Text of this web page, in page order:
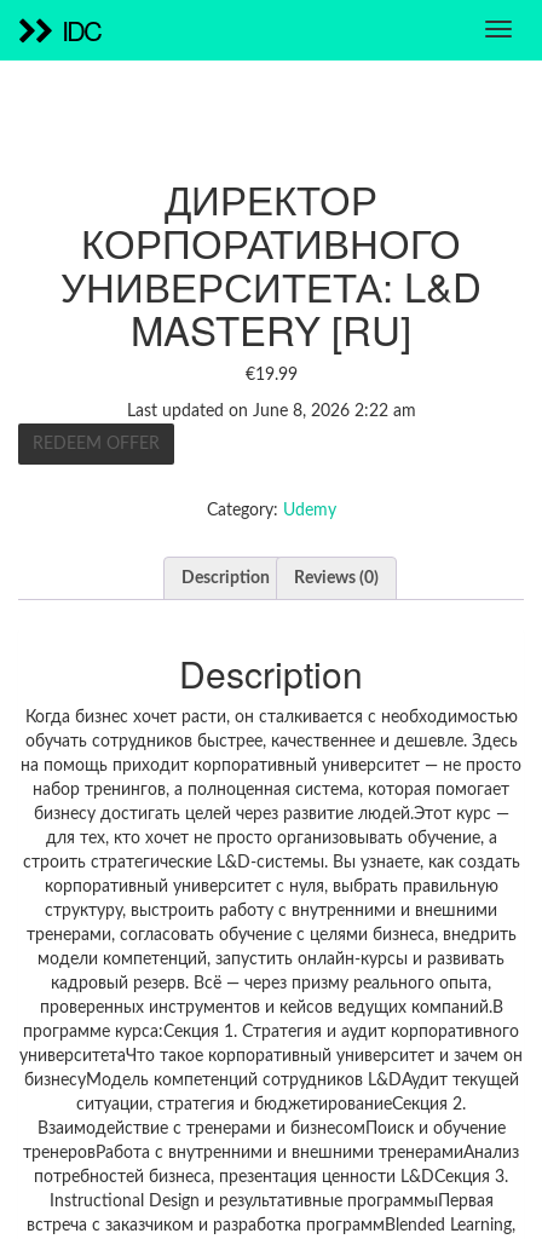
IDC
ДИРЕКТОР
КОРПОРАТИВНОГО
УНИВЕРСИТЕТА: L&D
MASTERY [RU]
€19.99
Last updated on June 8, 2026 2:22 am
REDEEM OFFER
Category: Udemy
Description Reviews (0)
Description
Когда бизнес хочет расти, он сталкивается с необходимостью
обучать сотрудников быстрее, качественнее и дешевле. Здесь
на помощь приходит корпоративный университет — не просто
набор тренингов, а полноценная система, которая помогает
бизнесу достигать целей через развитие людей.Этот курс —
для тех, кто хочет не просто организовывать обучение, а
строить стратегические L&D-системы. Вы узнаете, как создать
корпоративный университет с нуля, выбрать правильную
структуру, выстроить работу с внутренними и внешними
тренерами, согласовать обучение с целями бизнеса, внедрить
модели компетенций, запустить онлайн-курсы и развивать
кадровый резерв. Всё — через призму реального опыта,
проверенных инструментов и кейсов ведущих компаний.В
программе курса:Секция 1. Стратегия и аудит корпоративного
университетаЧто такое корпоративный университет и зачем он
бизнесуМодель компетенций сотрудников L&DАудит текущей
ситуации, стратегия и бюджетированиеСекция 2.
Взаимодействие с тренерами и бизнесомПоиск и обучение
тренеровРабота с внутренними и внешними тренерамиАнализ
потребностей бизнеса, презентация ценности L&DСекция 3.
Instructional Design и результативные программыПервая
встреча с заказчиком и разработка программBlended Learning,